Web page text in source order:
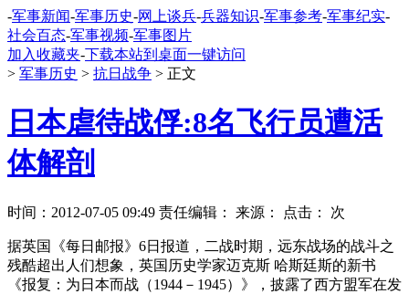
-军事新闻-军事历史-网上谈兵-兵器知识-军事参考-军事纪实-
社会百态-军事视频-军事图片
加入收藏夹-下载本站到桌面一键访问
> 军事历史 > 抗日战争 > 正文
日本虐待战俘:8名飞行员遭活
体解剖
时间：2012-07-05 09:49 责任编辑： 来源： 点击： 次
据英国《每日邮报》6日报道，二战时期，远东战场的战斗之
残酷超出人们想象，英国历史学家迈克斯 哈斯廷斯的新书
《报复：为日本而战（1944－1945）》，披露了西方盟军在发